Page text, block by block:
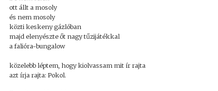
ott állt a mosoly
és nem mosoly
közti keskeny gázlóban
majd elenyészte őt nagy tűzijátékkal
a falióra-bungalow
közelebb léptem, hogy kiolvassam mit ír rajta
azt írja rajta: Pokol.